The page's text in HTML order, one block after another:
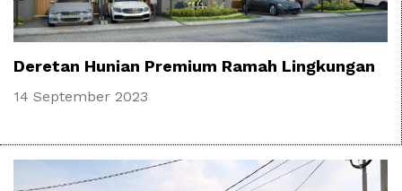
Deretan Hunian Premium Ramah Lingkungan
14 September 2023